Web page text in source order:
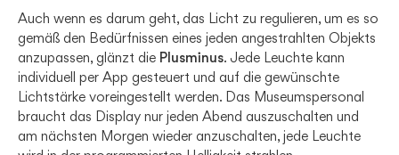
Auch wenn es darum geht, das Licht zu regulieren, um es so
gemäß den Bedürfnissen eines jeden angestrahlten Objekts
anzupassen, glänzt die Plusminus. Jede Leuchte kann
individuell per App gesteuert und auf die gewünschte
Lichtstärke voreingestellt werden. Das Museumspersonal
braucht das Display nur jeden Abend auszuschalten und
am nächsten Morgen wieder anzuschalten, jede Leuchte